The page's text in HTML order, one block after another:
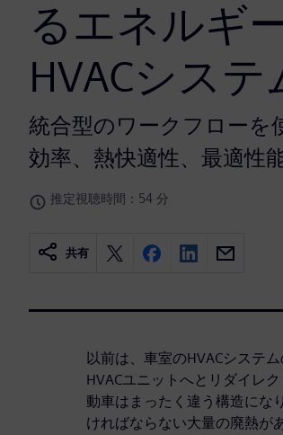
るエネルギ
HVACシス
統合型のワークフローを
効率、熱快適性、最適性
推定視聴時間：54 分
共有
以前は、車室のHVACシステ
HVACユニットへとリダイレ
動車はまったく違う構造にな
ければならない大量の廃熱が